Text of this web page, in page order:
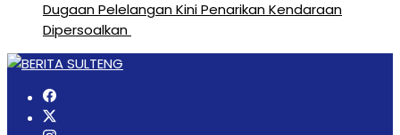
Dugaan Pelelangan Kini Penarikan Kendaraan
Dipersoalkan ‎